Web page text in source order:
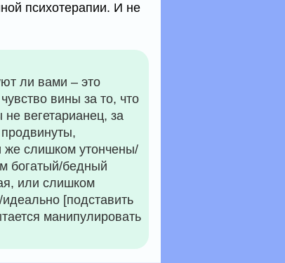
психотерапии. И не
ли вами – это
вины за то, что
вегетарианец, за
же слишком утончены/
богатый/бедный
или слишком
[подставить
манипулировать